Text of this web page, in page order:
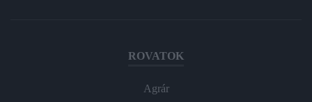
ROVATOK
Agrár